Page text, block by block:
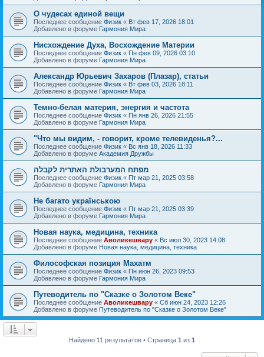
О чудесах единой вещи
Последнее сообщение Физик « Вт фев 17, 2026 18:01
Добавлено в форуме Гармония Мира
Нисхождение Духа, Восхождение Материи
Последнее сообщение Физик « Пн фев 09, 2026 03:10
Добавлено в форуме Гармония Мира
Александр Юрьевич Захаров (Плазар), статьи
Последнее сообщение Физик « Вт фев 03, 2026 18:11
Добавлено в форуме Гармония Мира
Темно-белая материя, энергия и частота
Последнее сообщение Физик « Пн янв 26, 2026 21:55
Добавлено в форуме Гармония Мира
"Что мы видим, - говорит, кроме телевиденья?...
Последнее сообщение Физик « Вс янв 18, 2026 11:33
Добавлено в форуме Академия Дружбы
מפתח המערבולת האתרית לקבלה
Последнее сообщение Физик « Пт мар 21, 2025 03:58
Добавлено в форуме Гармония Мира
Не багато українською
Последнее сообщение Физик « Пт мар 21, 2025 03:39
Добавлено в форуме Гармония Мира
Новая наука, медицина, техника
Последнее сообщение Аволикешвару « Вс июл 30, 2023 14:08
Добавлено в форуме Новая наука, медицина, техника
Философская позиция Махатм
Последнее сообщение Физик « Пн июн 26, 2023 09:53
Добавлено в форуме Гармония Мира
Путеводитель по "Сказке о Золотом Веке"
Последнее сообщение Аволикешвару « Сб июн 24, 2023 12:26
Добавлено в форуме Путеводитель по "Сказке о Золотом Веке"
Найдено 11 результатов • Страница 1 из 1